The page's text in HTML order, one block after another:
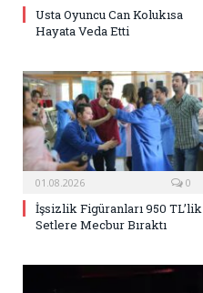
Usta Oyuncu Can Kolukısa
Hayata Veda Etti
01.08.2026 0
İşsizlik Figüranları 950 TL’lik
Setlere Mecbur Bıraktı